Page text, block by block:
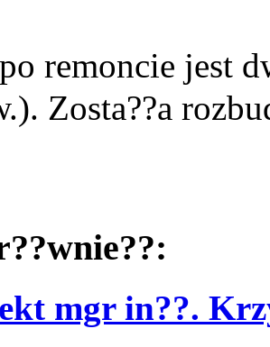
remoncie jest
Zosta??a
mgr in??.